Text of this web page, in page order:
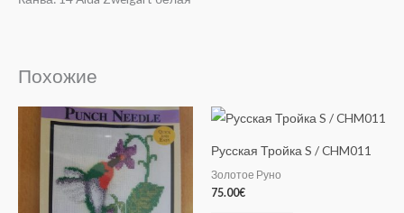
Похожие
Русская Тройка S / CHM011
Золотое Руно
75.00€